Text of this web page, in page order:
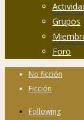
Grupos
Foro
No ficción
Ficción
Following